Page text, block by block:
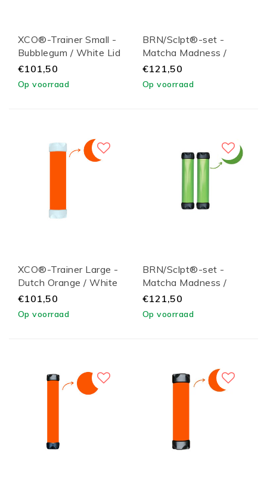
XCO®-Trainer Small -
Bubblegum / White Lid
€101,50
Op voorraad
BRN/Sclpt®-set -
Matcha Madness /
White Lid
€121,50
Op voorraad
XCO®-Trainer Large -
Dutch Orange / White
Lid
€101,50
Op voorraad
BRN/Sclpt®-set -
Matcha Madness /
Black Lid
€121,50
Op voorraad